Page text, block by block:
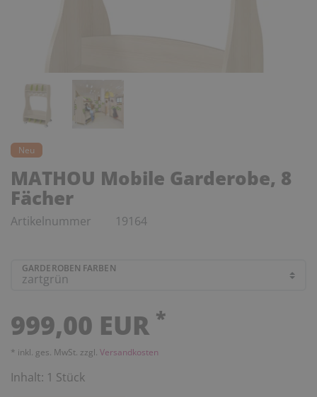
Neu
MATHOU Mobile Garderobe, 8
Fächer
Artikelnummer 19164
GARDEROBEN FARBEN
999,00 EUR *
* inkl. ges. MwSt. zzgl. Versandkosten
Inhalt: 1 Stück